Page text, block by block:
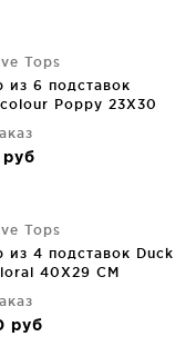
Tops
из 6 подставок
Poppy 23X30
руб
Tops
из 4 подставок Duck
40X29 CM
руб